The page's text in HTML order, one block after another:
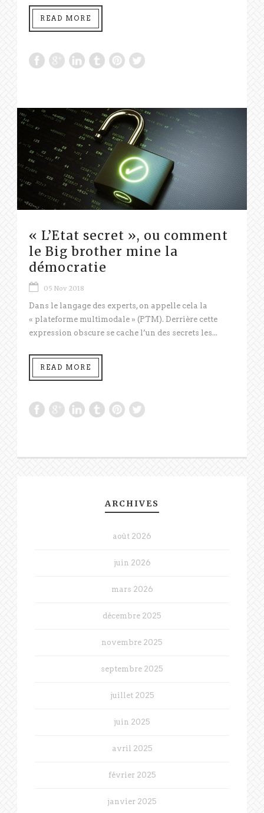
READ MORE
« L’Etat secret », ou comment
le Big brother mine la
démocratie
05 Nov 2018
Dans le langage des experts, on appelle cela la
« plateforme multimodale » (PTM). Derrière cette
expression obscure se cache l’un des secrets les...
READ MORE
ARCHIVES
août 2026
juin 2026
mars 2026
décembre 2025
novembre 2025
septembre 2025
juillet 2025
juin 2025
avril 2025
février 2025
janvier 2025